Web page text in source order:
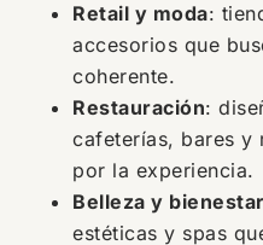
Retail y moda:
accesorios que
coherente.
Restauración:
cafeterías, bares y
por la experiencia.
Belleza y bienestar
estéticas y spas